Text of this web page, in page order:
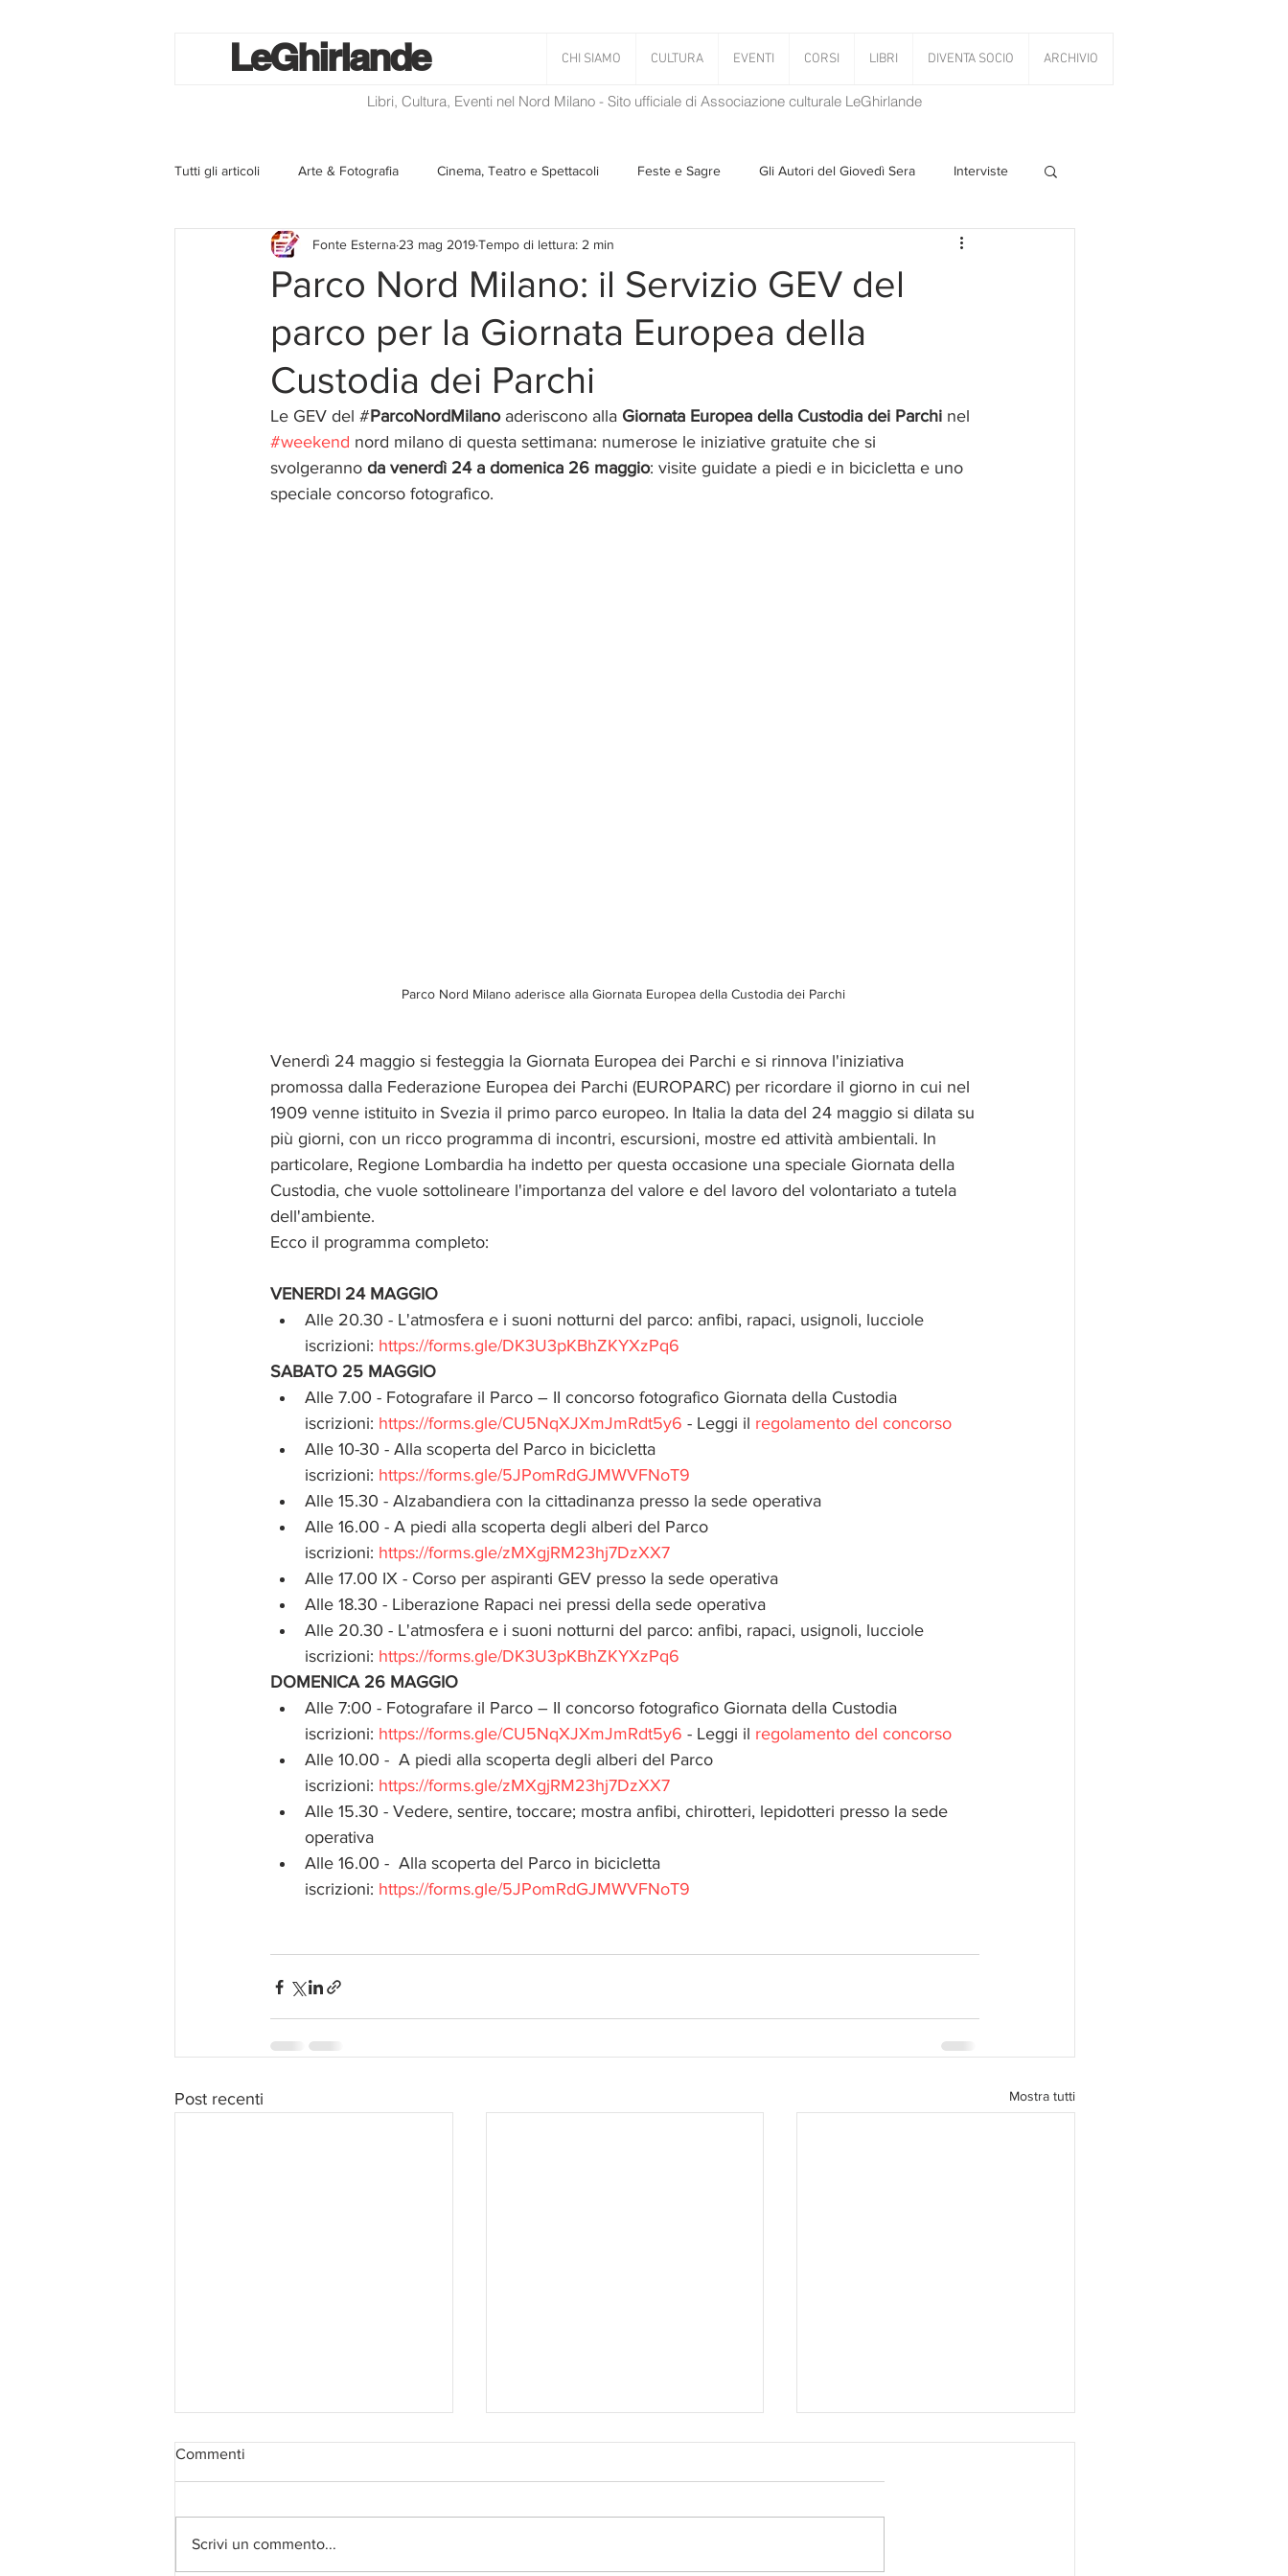
CHI SIAMO CULTURA EVENTI CORSI LIBRI DIVENTA SOCIO ARCHIVIO
LeGhirlande
Libri, Cultura, Eventi nel Nord Milano - Sito ufficiale di Associazione culturale LeGhirlande
Tutti gli articoli Arte & Fotografia Cinema, Teatro e Spettacoli Feste e Sagre Gli Autori del Giovedì Sera Interviste
La lotteria degli scontrini Libri Musica Storie Taciute
Eventi ed iniziative Utilità Il Blog di Mirabilis Salvaguardia dell'ambiente Ambiente
Parco Nord Milano: il Servizio GEV del
parco per la Giornata Europea della
Custodia dei Parchi
Fonte Esterna 23 mag 2019Tempo di lettura: 2 min
Le GEV del #ParcoNordMilano aderiscono alla Giornata Europea della Custodia dei Parchi nel
#weekend nord milano di questa settimana: numerose le iniziative gratuite che si
svolgeranno da venerdì 24 a domenica 26 maggio: visite guidate a piedi e in bicicletta e uno
speciale concorso fotografico.
Parco Nord Milano aderisce alla Giornata Europea della Custodia dei Parchi
Venerdì 24 maggio si festeggia la Giornata Europea dei Parchi e si rinnova l'iniziativa
promossa dalla Federazione Europea dei Parchi (EUROPARC) per ricordare il giorno in cui nel
1909 venne istituito in Svezia il primo parco europeo. In Italia la data del 24 maggio si dilata su
più giorni, con un ricco programma di incontri, escursioni, mostre ed attività ambientali. In
particolare, Regione Lombardia ha indetto per questa occasione una speciale Giornata della
Custodia, che vuole sottolineare l'importanza del valore e del lavoro del volontariato a tutela
dell'ambiente.
Ecco il programma completo:
VENERDI 24 MAGGIO
Alle 20.30 - L'atmosfera e i suoni notturni del parco: anfibi, rapaci, usignoli, lucciole
iscrizioni: https://forms.gle/DK3U3pKBhZKYXzPq6
SABATO 25 MAGGIO
Alle 7.00 - Fotografare il Parco – II concorso fotografico Giornata della Custodia
iscrizioni: https://forms.gle/CU5NqXJXmJmRdt5y6 - Leggi il regolamento del concorso
Alle 10-30 - Alla scoperta del Parco in bicicletta
iscrizioni: https://forms.gle/5JPomRdGJMWVFNoT9
Alle 15.30 - Alzabandiera con la cittadinanza presso la sede operativa
Alle 16.00 - A piedi alla scoperta degli alberi del Parco
iscrizioni: https://forms.gle/zMXgjRM23hj7DzXX7
Alle 17.00 IX - Corso per aspiranti GEV presso la sede operativa
Alle 18.30 - Liberazione Rapaci nei pressi della sede operativa
Alle 20.30 - L'atmosfera e i suoni notturni del parco: anfibi, rapaci, usignoli, lucciole
iscrizioni: https://forms.gle/DK3U3pKBhZKYXzPq6
DOMENICA 26 MAGGIO
Alle 7:00 - Fotografare il Parco – II concorso fotografico Giornata della Custodia
iscrizioni: https://forms.gle/CU5NqXJXmJmRdt5y6 - Leggi il regolamento del concorso
Alle 10.00 -  A piedi alla scoperta degli alberi del Parco
iscrizioni: https://forms.gle/zMXgjRM23hj7DzXX7
Alle 15.30 - Vedere, sentire, toccare; mostra anfibi, chirotteri, lepidotteri presso la sede
operativa
Alle 16.00 -  Alla scoperta del Parco in bicicletta
iscrizioni: https://forms.gle/5JPomRdGJMWVFNoT9
Post recenti Mostra tutti
Commenti
Scrivi un commento...